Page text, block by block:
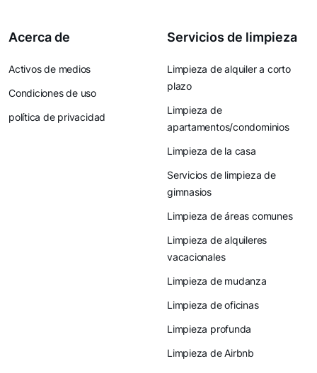
Acerca de
Activos de medios
Condiciones de uso
política de privacidad
Servicios de limpieza
Limpieza de alquiler a corto
plazo
Limpieza de
apartamentos/condominios
Limpieza de la casa
Servicios de limpieza de
gimnasios
Limpieza de áreas comunes
Limpieza de alquileres
vacacionales
Limpieza de mudanza
Limpieza de oficinas
Limpieza profunda
Limpieza de Airbnb